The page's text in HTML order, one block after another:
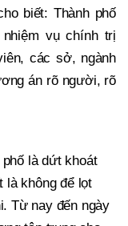
biết: Thành phố
vụ chính trị
các sở, ngành
án rõ người, rõ
là dứt khoát
là không để lọt
Từ nay đến ngày